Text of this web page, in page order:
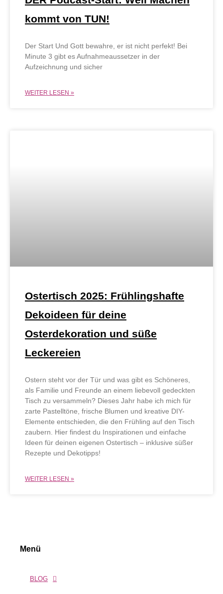
kommt von TUN!
Der Start Und Gott bewahre, er ist nicht perfekt! Bei
Minute 3 gibt es Aufnahmeaussetzer in der
Aufzeichnung und sicher
WEITER LESEN »
Ostertisch 2025: Frühlingshafte
Dekoideen für deine
Osterdekoration und süße
Leckereien
Ostern steht vor der Tür und was gibt es Schöneres,
als Familie und Freunde an einem liebevoll gedeckten
Tisch zu versammeln? Dieses Jahr habe ich mich für
zarte Pastelltöne, frische Blumen und kreative DIY-
Elemente entschieden, die den Frühling auf den Tisch
zaubern. Hier findest du Inspirationen und einfache
Ideen für deinen eigenen Ostertisch – inklusive süßer
Rezepte und Dekotipps!
WEITER LESEN »
Menü
BLOG